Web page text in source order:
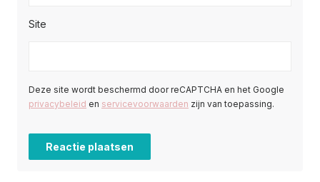
Site
Deze site wordt beschermd door reCAPTCHA en het Google
privacybeleid en servicevoorwaarden zijn van toepassing.